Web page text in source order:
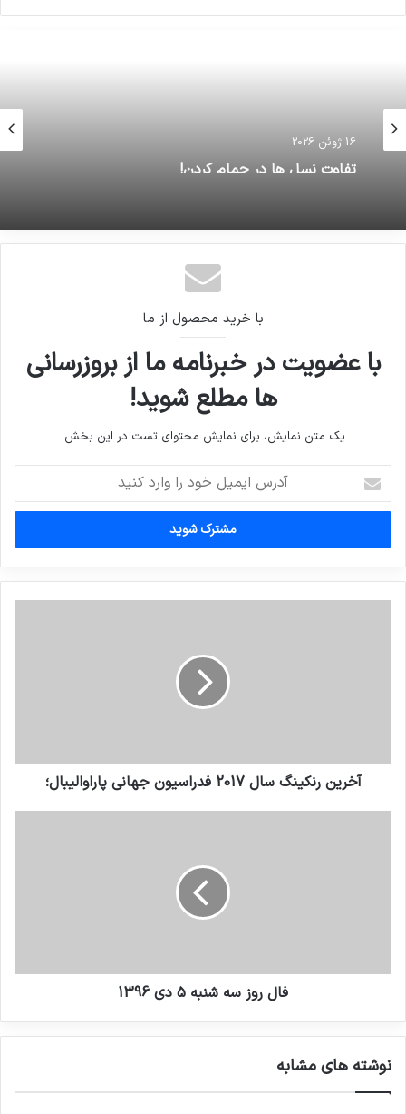
16 ژوئن 2026
تفاوت نسل ها در حمام کردن!
با خرید محصول از ما
با عضویت در خبرنامه ما از بروزرسانی
ها مطلع شوید!
یک متن نمایش، برای نمایش محتوای تست در این بخش.
ایمیل
خود
وارد
کنید
آخرین رنکینگ سال 2017 فدراسیون جهانی پاراوالیبال؛
فال روز سه شنبه 5 دی 1396
نوشته های مشابه